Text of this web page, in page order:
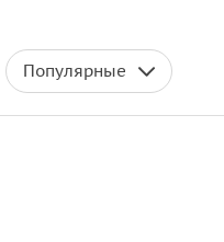
Популярные